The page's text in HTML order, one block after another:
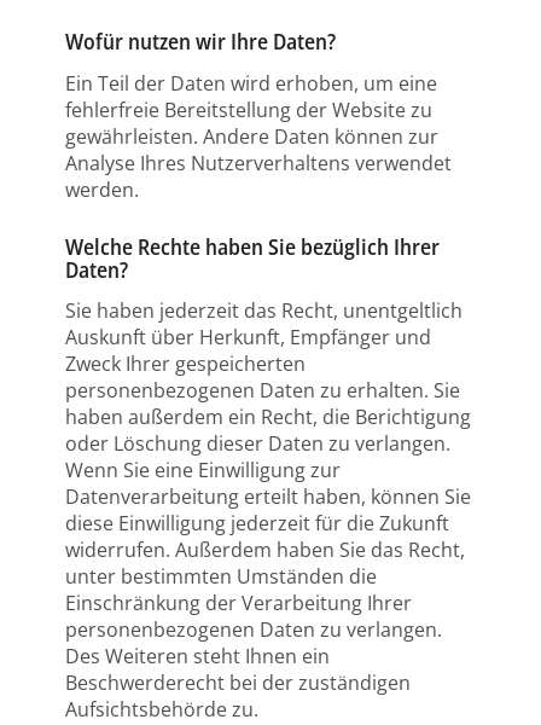
Wofür nutzen wir Ihre Daten?
Ein Teil der Daten wird erhoben, um eine
fehlerfreie Bereitstellung der Website zu
gewährleisten. Andere Daten können zur
Analyse Ihres Nutzerverhaltens verwendet
werden.
Welche Rechte haben Sie bezüglich Ihrer
Daten?
Sie haben jederzeit das Recht, unentgeltlich
Auskunft über Herkunft, Empfänger und
Zweck Ihrer gespeicherten
personenbezogenen Daten zu erhalten. Sie
haben außerdem ein Recht, die Berichtigung
oder Löschung dieser Daten zu verlangen.
Wenn Sie eine Einwilligung zur
Datenverarbeitung erteilt haben, können Sie
diese Einwilligung jederzeit für die Zukunft
widerrufen. Außerdem haben Sie das Recht,
unter bestimmten Umständen die
Einschränkung der Verarbeitung Ihrer
personenbezogenen Daten zu verlangen.
Des Weiteren steht Ihnen ein
Beschwerderecht bei der zuständigen
Aufsichtsbehörde zu.